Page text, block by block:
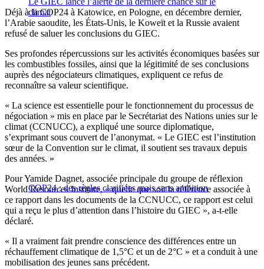
climat
Déjà à la COP24 à Katowice, en Pologne, en décembre dernier,
l’Arabie saoudite, les États-Unis, le Koweït et la Russie avaient
refusé de saluer les conclusions du GIEC.
Ses profondes répercussions sur les activités économiques basées sur
les combustibles fossiles, ainsi que la légitimité de ses conclusions
auprès des négociateurs climatiques, expliquent ce refus de
reconnaître sa valeur scientifique.
« La science est essentielle pour le fonctionnement du processus de
négociation » mis en place par le Secrétariat des Nations unies sur le
climat (CCNUCC), a expliqué une source diplomatique,
s’exprimant sous couvert de l’anonymat. « Le GIEC est l’institution
sœur de la Convention sur le climat, il soutient ses travaux depuis
des années. »
COP24 : des règles clarifiées mais sans ambition
Pour Yamide Dagnet, associée principale du groupe de réflexion
World Resources Institute, « quelle que soit la référence associée à
ce rapport dans les documents de la CCNUCC, ce rapport est celui
qui a reçu le plus d’attention dans l’histoire du GIEC », a-t-elle
déclaré.
« Il a vraiment fait prendre conscience des différences entre un
réchauffement climatique de 1,5°C et un de 2°C » et a conduit à une
mobilisation des jeunes sans précédent.